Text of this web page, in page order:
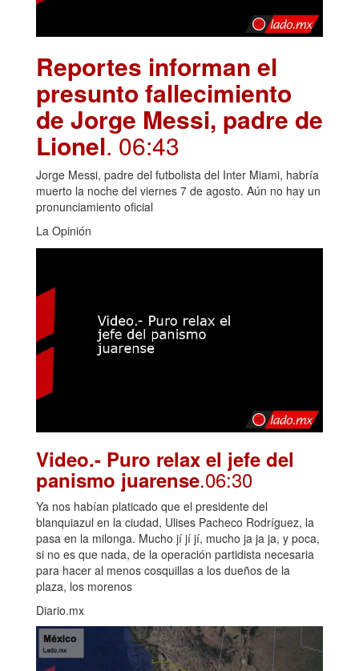
Reportes informan el
presunto fallecimiento
de Jorge Messi, padre de
Lionel. 06:43
Jorge Messi, padre del futbolista del Inter Miami, habría
muerto la noche del viernes 7 de agosto. Aún no hay un
pronunciamiento oficial
La Opinión
Video.- Puro relax el jefe del
panismo juarense.06:30
Ya nos habían platicado que el presidente del
blanquiazul en la ciudad, Ulises Pacheco Rodríguez, la
pasa en la milonga. Mucho jí jí jí, mucho ja ja ja, y poca,
si no es que nada, de la operación partidista necesaria
para hacer al menos cosquillas a los dueños de la
plaza, los morenos
Diario.mx